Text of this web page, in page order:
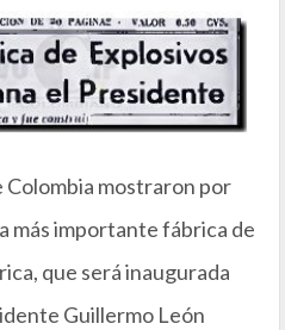
Colombia mostraron por
más importante fábrica de
que será inaugurada
Guillermo León